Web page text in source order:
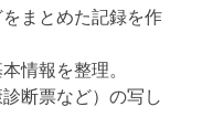
まとめた記録を作
情報を整理。
断票など）の写し